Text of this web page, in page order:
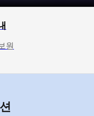
원